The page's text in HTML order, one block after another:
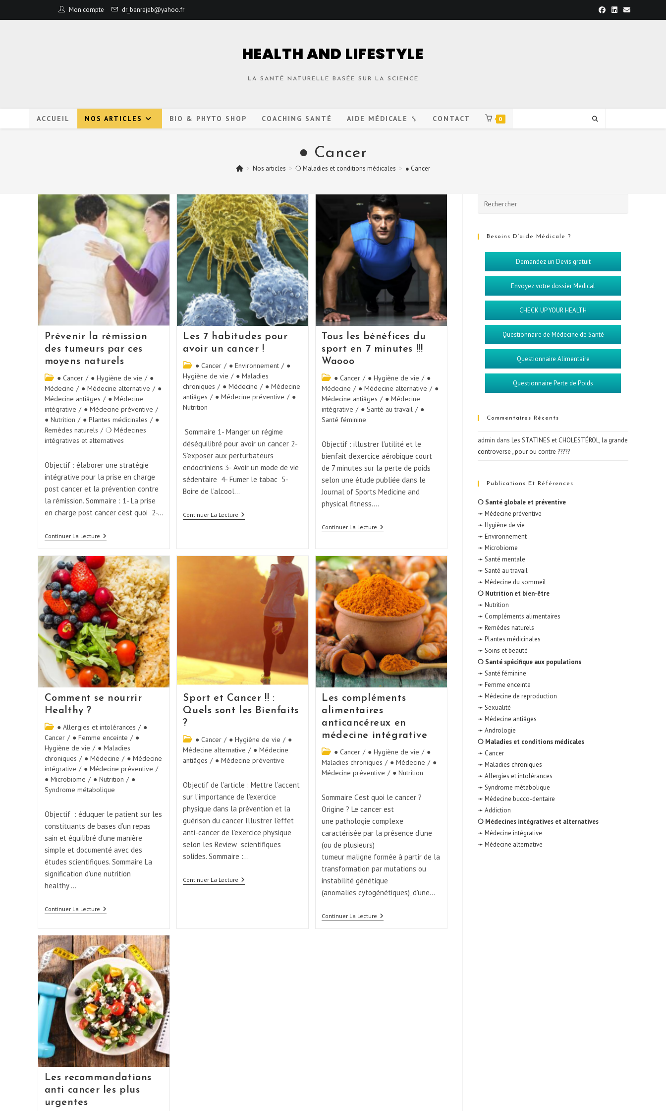
Mon compte dr_benrejeb@yahoo.fr
HEALTH AND LIFESTYLE
LA SANTÉ NATURELLE BASÉE SUR LA SCIENCE
ACCUEIL NOS ARTICLES BIO & PHYTO SHOP COACHING SANTÉ AIDE MÉDICALE ⤣ CONTACT 0
● Cancer
> Nos articles > ❍ Maladies et conditions médicales > ● Cancer
Besoins D’aide Médicale ?
Demandez un Devis gratuit
Envoyez votre dossier Medical
CHECK UP YOUR HEALTH
Questionnaire de Médecine de Santé
Questionnaire Alimentaire
Questionnaire Perte de Poids
Commentaires Récents
admin dansLes STATINES et CHOLESTÉROL, la grande
controverse , pour ou contre ?????
Publications Et Références
❍ Santé globale et préventive
➛ Médecine préventive
➛ Hygiène de vie
➛ Environnement
➛ Microbiome
➛ Santé mentale
➛ Santé au travail
➛ Médecine du sommeil
❍ Nutrition et bien-être
➛ Nutrition
➛ Compléments alimentaires
➛ Remèdes naturels
➛ Plantes médicinales
➛ Soins et beauté
❍ Santé spécifique aux populations
➛ Santé féminine
➛ Femme enceinte
➛ Médecine de reproduction
➛ Sexualité
➛ Médecine antiâges
➛ Andrologie
❍ Maladies et conditions médicales
➛ Cancer
➛ Maladies chroniques
➛ Allergies et intolérances
➛ Syndrome métabolique
➛ Médecine bucco-dentaire
➛ Addiction
❍ Médecines intégratives et alternatives
➛ Médecine intégrative
➛ Médecine alternative
Prévenir la rémission
des tumeurs par ces
moyens naturels
● Cancer / ● Hygiène de vie / ●
Médecine / ● Médecine alternative / ●
Médecine antiâges / ● Médecine
intégrative / ● Médecine préventive /
● Nutrition / ● Plantes médicinales / ●
Remèdes naturels / ❍ Médecines
intégratives et alternatives
Objectif : élaborer une stratégie
intégrative pour la prise en charge
post cancer et la prévention contre
la rémission. Sommaire : 1- La prise
en charge post cancer c’est quoi 2-…
Continuer La Lecture
Les 7 habitudes pour
avoir un cancer !
● Cancer / ● Environnement / ●
Hygiène de vie / ● Maladies
chroniques / ● Médecine / ● Médecine
antiâges / ● Médecine préventive / ●
Nutrition
Sommaire 1- Manger un régime
déséquilibré pour avoir un cancer 2-
S’exposer aux perturbateurs
endocriniens 3- Avoir un mode de vie
sédentaire 4- Fumer le tabac 5-
Boire de l’alcool…
Continuer La Lecture
Tous les bénéfices du
sport en 7 minutes !!!
Waooo
● Cancer / ● Hygiène de vie / ●
Médecine / ● Médecine alternative / ●
Médecine antiâges / ● Médecine
intégrative / ● Santé au travail / ●
Santé féminine
Objectif : illustrer l’utilité et le
bienfait d’exercice aérobique court
de 7 minutes sur la perte de poids
selon une étude publiée dans le
Journal of Sports Medicine and
physical fitness.…
Continuer La Lecture
Comment se nourrir
Healthy ?
● Allergies et intolérances / ●
Cancer / ● Femme enceinte / ●
Hygiène de vie / ● Maladies
chroniques / ● Médecine / ● Médecine
intégrative / ● Médecine préventive /
● Microbiome / ● Nutrition / ●
Syndrome métabolique
Objectif : éduquer le patient sur les
constituants de bases d’un repas
sain et équilibré d’une manière
simple et documenté avec des
études scientifiques. Sommaire La
signification d’une nutrition
healthy …
Continuer La Lecture
Sport et Cancer !! :
Quels sont les Bienfaits
?
● Cancer / ● Hygiène de vie / ●
Médecine alternative / ● Médecine
antiâges / ● Médecine préventive
Objectif de l’article : Mettre l’accent
sur l’importance de l’exercice
physique dans la prévention et la
guérison du cancer Illustrer l’effet
anti-cancer de l’exercice physique
selon les Review scientifiques
solides. Sommaire :…
Continuer La Lecture
Les compléments
alimentaires
anticancéreux en
médecine intégrative
● Cancer / ● Hygiène de vie / ●
Maladies chroniques / ● Médecine / ●
Médecine préventive / ● Nutrition
Sommaire C’est quoi le cancer ?
Origine ? Le cancer est
une pathologie complexe
caractérisée par la présence d'une
(ou de plusieurs)
tumeur maligne formée à partir de la
transformation par mutations ou
instabilité génétique
(anomalies cytogénétiques), d'une…
Continuer La Lecture
Les recommandations
anti cancer les plus
urgentes